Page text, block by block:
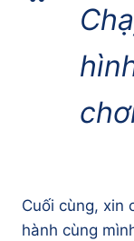
Cuối cùng, xin
hành cùng